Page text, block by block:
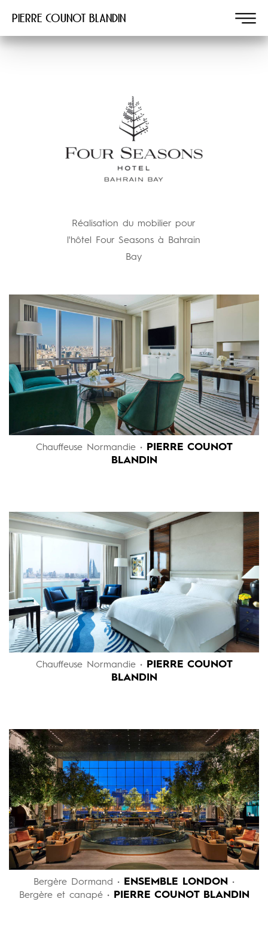
Pierre COUNOT BLANDIN
Réalisation du mobilier pour
l'hôtel Four Seasons à Bahrain
Bay
Chauffeuse Normandie •
PIERRE COUNOT
BLANDIN
Chauffeuse Normandie •
PIERRE COUNOT
BLANDIN
Bergère Dormand • ENSEMBLE LONDON •
Bergère et canapé •
PIERRE COUNOT BLANDIN